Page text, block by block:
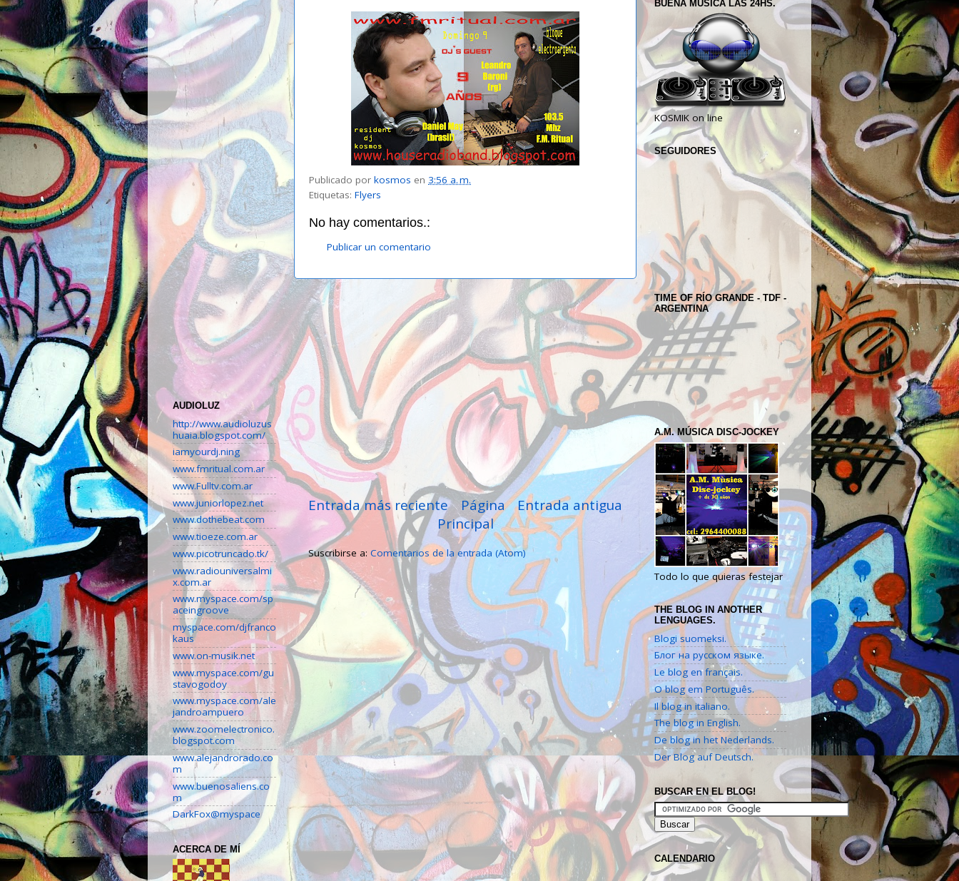
Publicado por kosmos en 3:56 a. m.
Etiquetas: Flyers
No hay comentarios.:
Publicar un comentario
Entrada más reciente Entrada antigua
Página
Principal
Suscribirse a: Comentarios de la entrada (Atom)
AUDIOLUZ
http://www.audioluzus
huaia.blogspot.com/
iamyourdj.ning
www.fmritual.com.ar
www.Fulltv.com.ar
www.juniorlopez.net
www.dothebeat.com
www.tioeze.com.ar
www.picotruncado.tk/
www.radiouniversalmi
x.com.ar
www.myspace.com/sp
aceingroove
myspace.com/djfranco
kaus
www.on-musik.net
www.myspace.com/gu
stavogodoy
www.myspace.com/ale
jandroampuero
www.zoomelectronico.
blogspot.com
www.alejandrorado.co
m
www.buenosaliens.co
m
DarkFox@myspace
ACERCA DE MÍ
BUENA MÙSICA LAS 24HS.
KOSMIK on line
SEGUIDORES
TIME OF RÍO GRANDE - TDF -
ARGENTINA
A.M. MÚSICA DISC-JOCKEY
Todo lo que quieras festejar
THE BLOG IN ANOTHER
LENGUAGES.
Blogi suomeksi.
Блог на русском языке.
Le blog en français.
O blog em Português.
Il blog in italiano.
The blog in English.
De blog in het Nederlands.
Der Blog auf Deutsch.
BUSCAR EN EL BLOG!
CALENDARIO